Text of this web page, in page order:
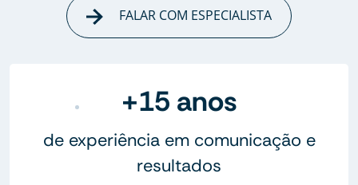
FALAR COM ESPECIALISTA
+15 anos
de experiência em comunicação e
resultados